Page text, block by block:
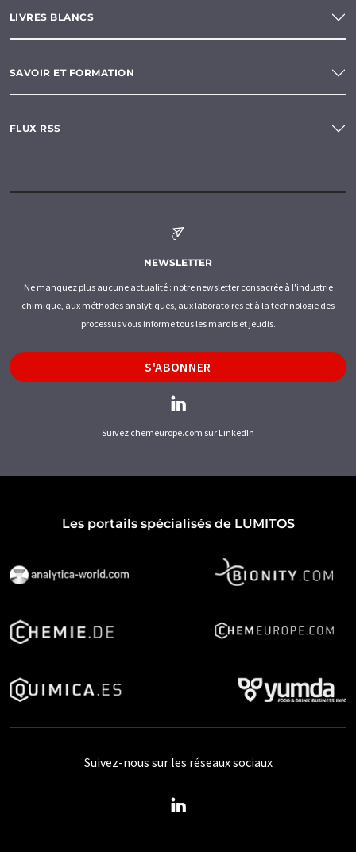
LIVRES BLANCS
SAVOIR ET FORMATION
FLUX RSS
NEWSLETTER
Ne manquez plus aucune actualité : notre newsletter consacrée à l'industrie
chimique, aux méthodes analytiques, aux laboratoires et à la technologie des
processus vous informe tous les mardis et jeudis.
S'ABONNER
Suivez chemeurope.com sur LinkedIn
Les portails spécialisés de LUMITOS
Suivez-nous sur les réseaux sociaux